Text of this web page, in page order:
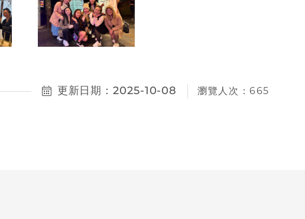
更新日期：2025-10-08 瀏覽人次：665